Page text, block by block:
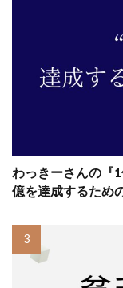
わっきーさんの『
億を達成するため